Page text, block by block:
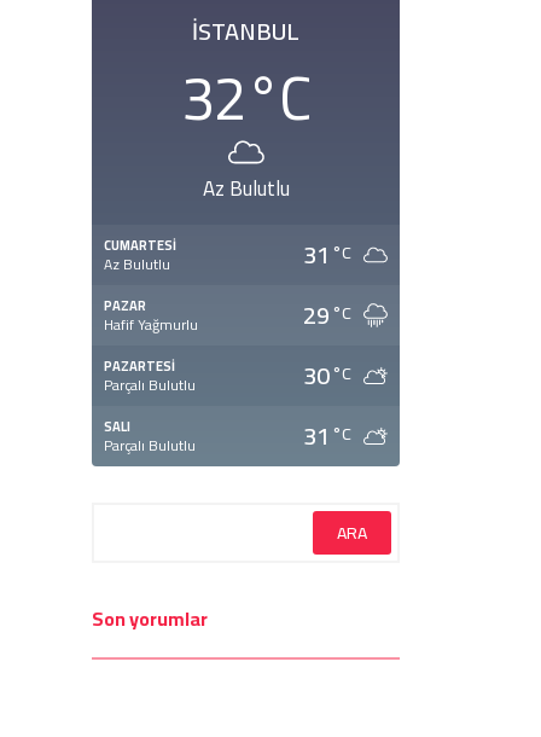
İSTANBUL
32°C
Az Bulutlu
CUMARTESI
Az Bulutlu 31 °C
PAZAR
Hafif Yağmurlu 29°C
PAZARTESI
Parçalı Bulutlu 30°C
SALI
Parçalı Bulutlu 31 °C
Son yorumlar